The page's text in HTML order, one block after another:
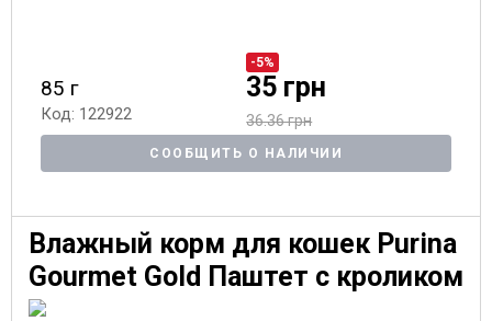
85 г
Код: 122922
-5%
35 грн
36.36 грн
СООБЩИТЬ О НАЛИЧИИ
Влажный корм для кошек Purina
Gourmet Gold Паштет с кроликом